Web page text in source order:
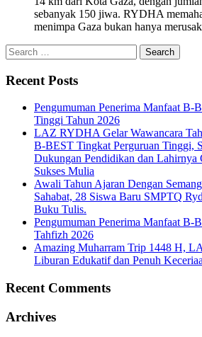
sebanyak 150 jiwa. RYDHA
menimpa Gaza bukan hanya
Recent Posts
Pengumuman Penerima Manfaat B-
Tinggi Tahun 2026
LAZ RYDHA Gelar Wawancara
B-BEST Tingkat Perguruan Tinggi,
Dukungan Pendidikan dan Lahirnya
Sukses Mulia
Awali Tahun Ajaran Dengan
Sahabat, 28 Siswa Baru SMPTQ
Buku Tulis.
Pengumuman Penerima Manfaat
Tahfizh 2026
Amazing Muharram Trip 1448 H,
Liburan Edukatif dan Penuh
Recent Comments
Archives